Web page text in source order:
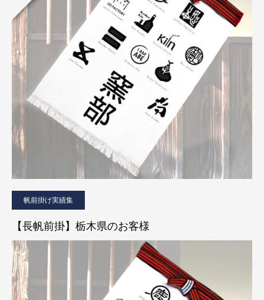
帆前掛け実績集
【長帆前掛】栃木県のお客様